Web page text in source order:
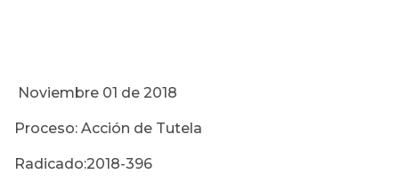
Noviembre 01 de 2018
Proceso: Acción de Tutela
Radicado:2018-396